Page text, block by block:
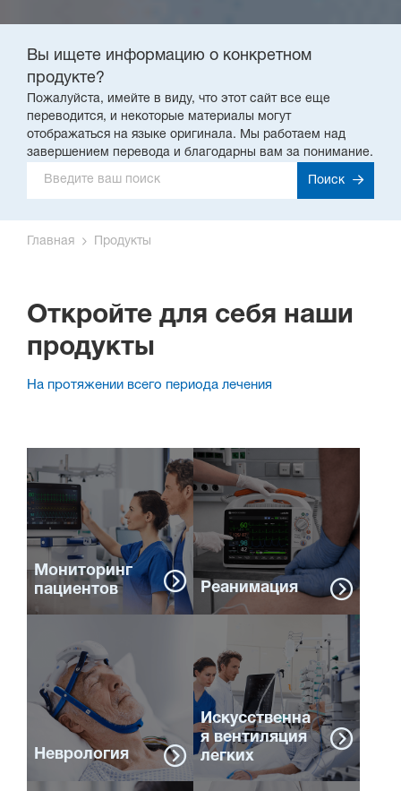
Вы ищете информацию о конкретном
продукте?
Пожалуйста, имейте в виду, что этот сайт все еще
переводится, и некоторые материалы могут
отображаться на языке оригинала. Мы работаем над
завершением перевода и благодарны вам за понимание.
Поиск
Главная Продукты
Откройте для себя наши
продукты
На протяжении всего периода лечения
Мониторинг
пациентов
Реанимация
Неврология
Искусственна
я вентиляция
легких